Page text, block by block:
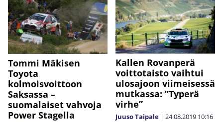
Tommi Mäkisen
Toyota
kolmoisvoittoon
Saksassa –
suomalaiset vahvoja
Power Stagella
Kallen Rovanperä
voittotaisto vaihtui
ulosajoon viimeisessä
mutkassa: ”Typerä
virhe”
Juuso Taipale | 24.08.2019 10:16